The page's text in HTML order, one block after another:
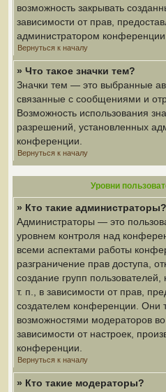
возможность закрывать
зависимости от прав,
администратором конференции.
Вернуться к началу
» Что такое значки тем?
Значки тем — это выбранные
связанные с сообщениями и
Возможность использования
разрешений, установленных
конференции.
Вернуться к началу
Уровни
» Кто такие администраторы?
Администраторы — это
уровнем контроля над
всеми аспектами работы
разграничение прав доступа,
создание групп
т. п., в зависимости от прав,
создателем конференции. Они
возможностями модераторов
зависимости от настроек,
конференции.
Вернуться к началу
» Кто такие модераторы?